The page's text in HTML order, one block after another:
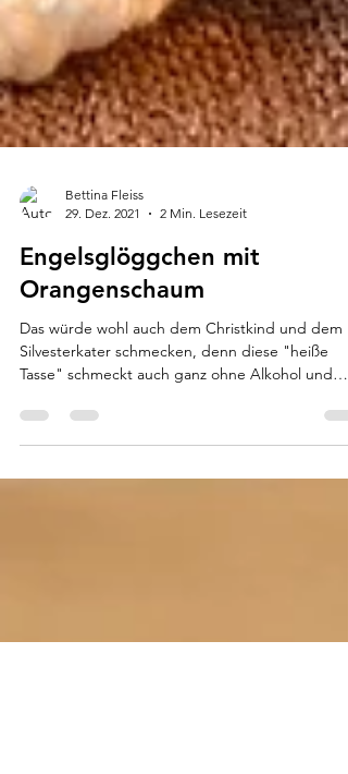
Bettina Fleiss
29. Dez. 2021
2 Min. Lesezeit
Engelsglöggchen mit
Orangenschaum
Das würde wohl auch dem Christkind und dem
Tasse" schmeckt auch ganz ohne Alkohol und
wärmt...